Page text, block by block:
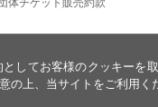
してお客様のクッキー
の上、当サイトをご利用